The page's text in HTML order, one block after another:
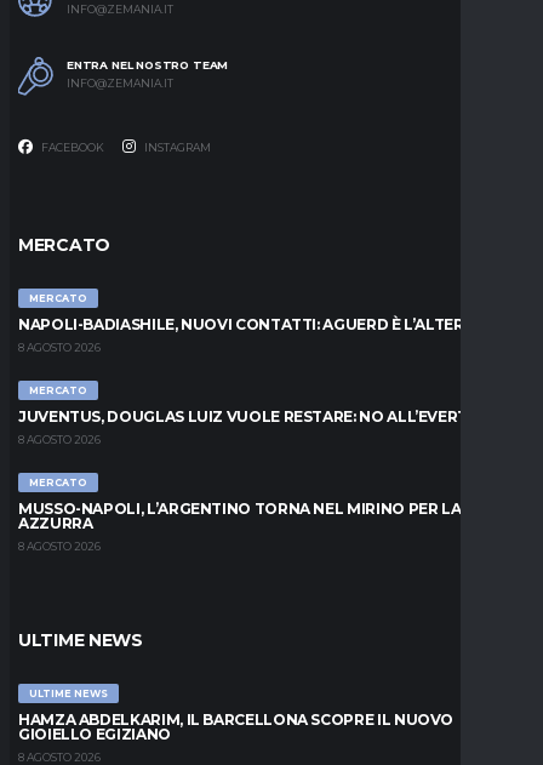
INFO@ZEMANIA.IT
ENTRA NEL NOSTRO TEAM
INFO@ZEMANIA.IT
FACEBOOK INSTAGRAM
MERCATO
MERCATO
NAPOLI-BADIASHILE, NUOVI CONTATTI: AGUERD È L’ALTERNATIVA
8 AGOSTO 2026
MERCATO
JUVENTUS, DOUGLAS LUIZ VUOLE RESTARE: NO ALL’EVERTON
8 AGOSTO 2026
MERCATO
MUSSO-NAPOLI, L’ARGENTINO TORNA NEL MIRINO PER LA PORTA
AZZURRA
8 AGOSTO 2026
ULTIME NEWS
ULTIME NEWS
HAMZA ABDELKARIM, IL BARCELLONA SCOPRE IL NUOVO
GIOIELLO EGIZIANO
8 AGOSTO 2026